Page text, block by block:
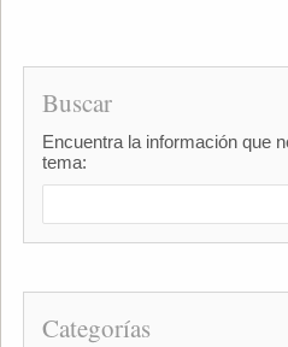
Buscar
Encuentra la información que
tema:
Categorías